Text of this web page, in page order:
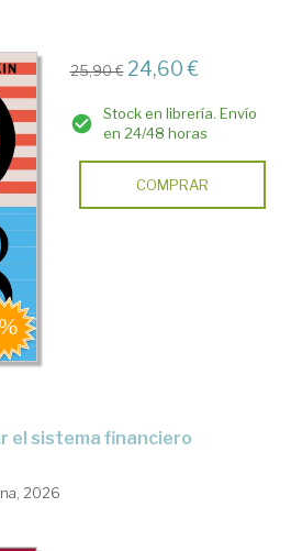
25,90 € 24,60 €
Stock en librería. Envío
en 24/48 horas
COMPRAR
el sistema financiero
2026